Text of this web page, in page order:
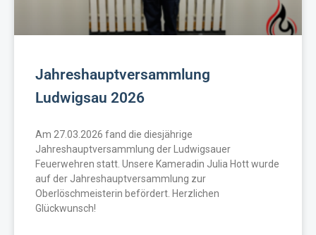
Jahreshauptversammlung
Ludwigsau 2026
Am 27.03.2026 fand die diesjährige
Jahreshauptversammlung der Ludwigsauer
Feuerwehren statt. Unsere Kameradin Julia Hott wurde
auf der Jahreshauptversammlung zur
Oberlöschmeisterin befördert. Herzlichen
Glückwunsch!